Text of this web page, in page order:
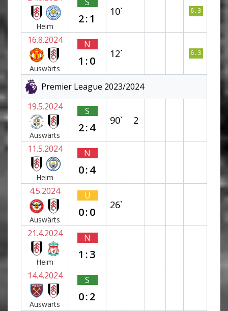
Heim
2:1
10` 6.3
16.8.2024
Auswärts
N
1:0
12` 6.3
Premier League 2023/2024
19.5.2024
Auswärts
S
2:4
90` 2
11.5.2024
Heim
N
0:4
4.5.2024
Auswärts
U
0:0
26`
21.4.2024
Heim
N
1:3
14.4.2024
Auswärts
S
0:2